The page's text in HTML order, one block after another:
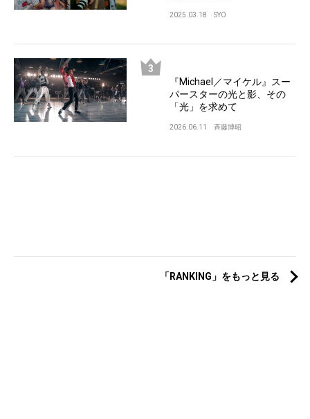
2025.03.18 SYO
『Michael／マイケル』スー
パースターの光と影、その
「光」を求めて
2026.06.11 斉藤博昭
「RANKING」をもっと見る